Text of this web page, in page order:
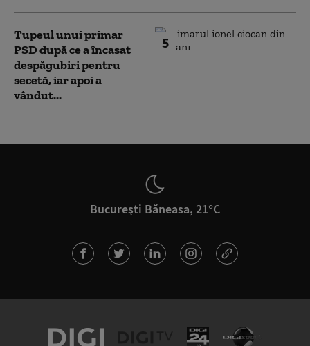
5
Tupeul unui primar
PSD după ce a încasat
despăgubiri pentru
secetă, iar apoi a
vândut...
București Băneasa, 21°C